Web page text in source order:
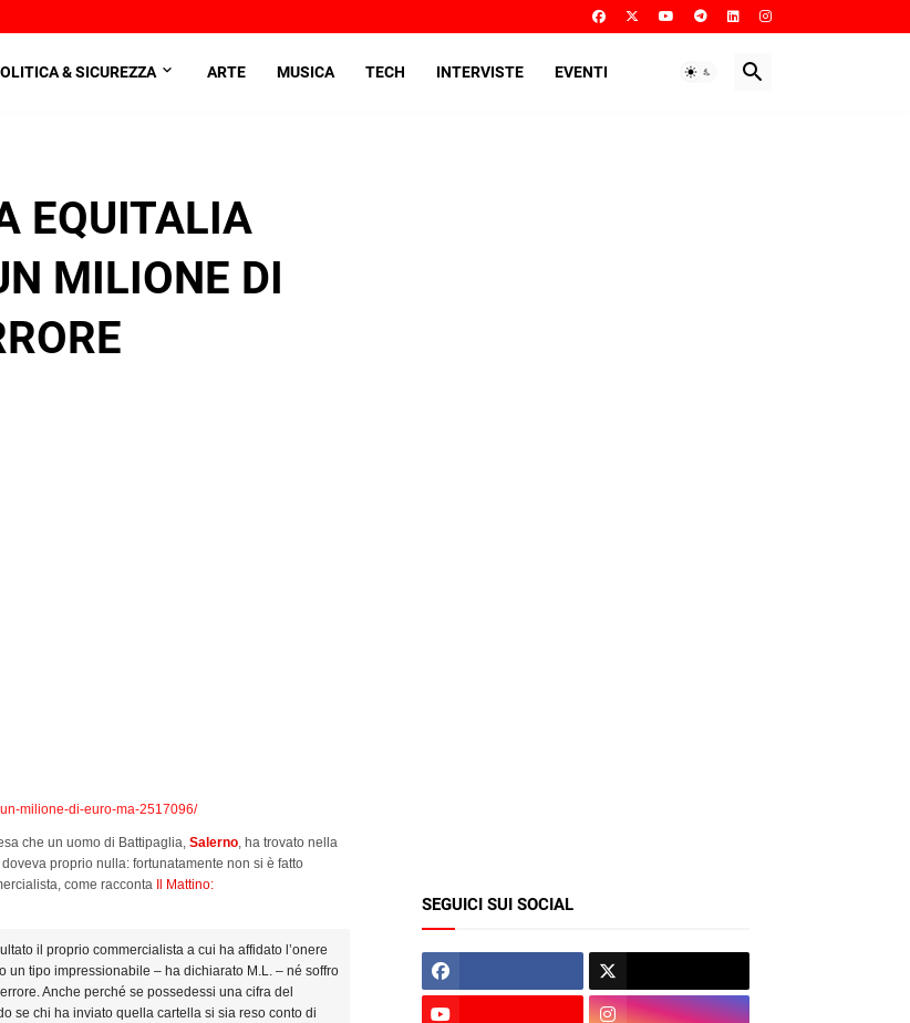
& SICUREZZA ARTE MUSICA TECH INTERVISTE EVENTI
EQUITALIA
MILIONE DI
milione-di-euro-ma-2517096/
che un uomo di Battipaglia, Salerno, ha trovato nella
proprio nulla: fortunatamente non si è fatto
come racconta Il Mattino:
il proprio commercialista a cui ha affidato l’onere
tipo impressionabile – ha dichiarato M.L. – né soffro
Anche perché se possedessi una cifra del
se chi ha inviato quella cartella si sia reso conto di
SEGUICI SUI SOCIAL